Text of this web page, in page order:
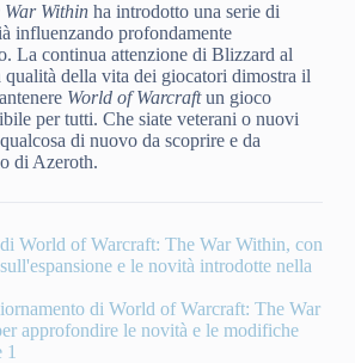
War Withinha introdotto una serie di
influenzando profondamente
La continua attenzione di Blizzard al
qualità della vita dei giocatori dimostra il
World of Warcraftun gioco
per tutti. Che siate veterani o nuovi
di nuovo da scoprire e da
di Azeroth.
World of Warcraft: The War Within, con
e le novità introdotte nella
di World of Warcraft: The War
approfondire le novità e le modifiche
1